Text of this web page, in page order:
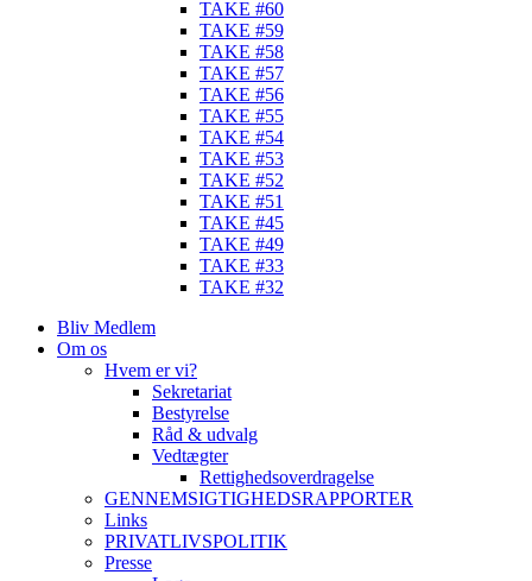
TAKE #60
TAKE #59
TAKE #58
TAKE #57
TAKE #56
TAKE #55
TAKE #54
TAKE #53
TAKE #52
TAKE #51
TAKE #45
TAKE #49
TAKE #33
TAKE #32
Bliv Medlem
Om os
Hvem er vi?
Sekretariat
Bestyrelse
Råd & udvalg
Vedtægter
Rettighedsoverdragelse
GENNEMSIGTIGHEDSRAPPORTER
Links
PRIVATLIVSPOLITIK
Presse